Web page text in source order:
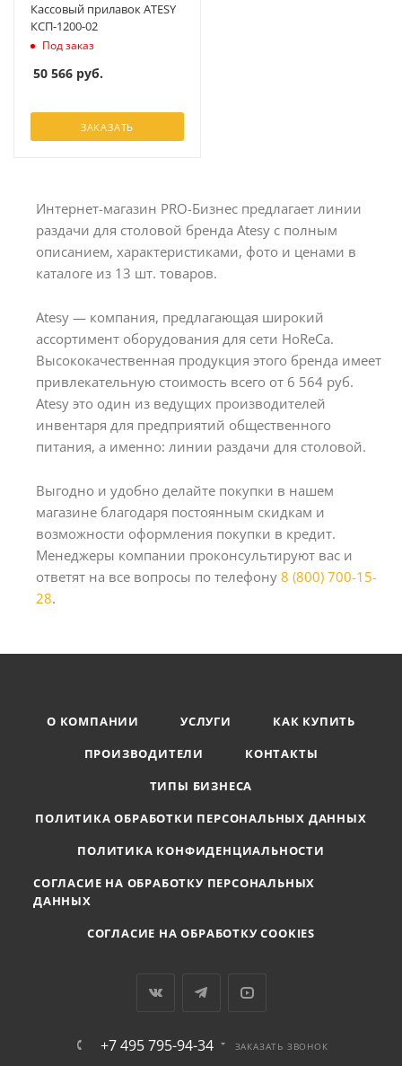
Кассовый прилавок ATESY
КСП-1200-02
Под заказ
50 566 руб.
ЗАКАЗАТЬ
Интернет-магазин PRO-Бизнес предлагает линии
раздачи для столовой бренда Atesy с полным
описанием, характеристиками, фото и ценами в
каталоге из 13 шт. товаров.
Atesy — компания, предлагающая широкий
ассортимент оборудования для сети HoReCa.
Высококачественная продукция этого бренда имеет
привлекательную стоимость всего от 6 564 руб.
Atesy это один из ведущих производителей
инвентаря для предприятий общественного
питания, а именно: линии раздачи для столовой.
Выгодно и удобно делайте покупки в нашем
магазине благодаря постоянным скидкам и
возможности оформления покупки в кредит.
Менеджеры компании проконсультируют вас и
ответят на все вопросы по телефону 8 (800) 700-15-
28.
О КОМПАНИИ УСЛУГИ
КАК КУПИТЬ
ПРОИЗВОДИТЕЛИ
КОНТАКТЫ
ТИПЫ БИЗНЕСА
ПОЛИТИКА ОБРАБОТКИ ПЕРСОНАЛЬНЫХ ДАННЫХ
ПОЛИТИКА КОНФИДЕНЦИАЛЬНОСТИ
СОГЛАСИЕ НА ОБРАБОТКУ ПЕРСОНАЛЬНЫХ
ДАННЫХ
СОГЛАСИЕ НА ОБРАБОТКУ COOKIES
+7 495 795-94-34 ЗАКАЗАТЬ ЗВОНОК